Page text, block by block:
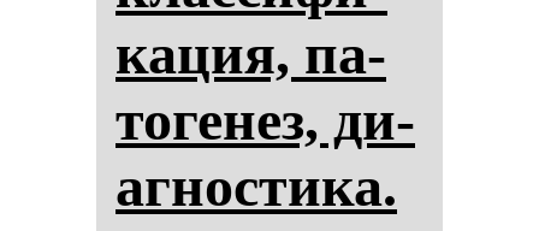
ка­ция, па­
то­ге­нез, ди­
аг­нос­ти­ка.